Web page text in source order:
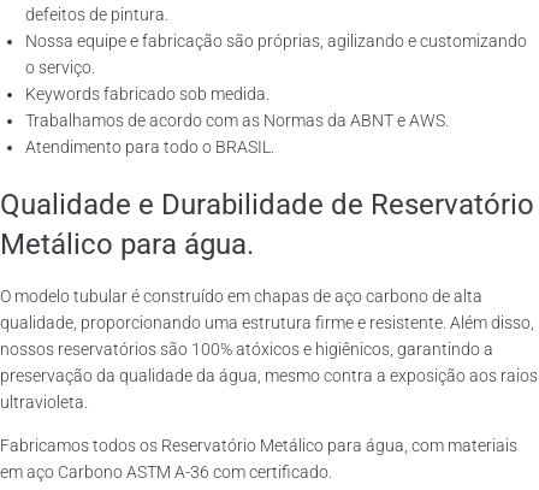
defeitos de pintura.
Nossa equipe e fabricação são próprias, agilizando e customizando
o serviço.
Keywords fabricado sob medida.
Trabalhamos de acordo com as Normas da ABNT e AWS.
Atendimento para todo o BRASIL.
Qualidade e Durabilidade de Reservatório
Metálico para água.
O modelo tubular é construído em chapas de aço carbono de alta
qualidade, proporcionando uma estrutura firme e resistente. Além disso,
nossos reservatórios são 100% atóxicos e higiênicos, garantindo a
preservação da qualidade da água, mesmo contra a exposição aos raios
ultravioleta.
Fabricamos todos os Reservatório Metálico para água, com materiais
em aço Carbono ASTM A-36 com certificado.